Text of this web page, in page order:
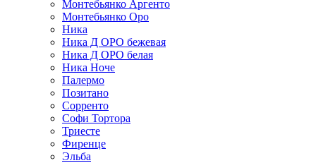
Монтебьянко Аргенто
Монтебьянко Оро
Ника
Ника Д ОРО бежевая
Ника Д ОРО белая
Ника Ноче
Палермо
Позитано
Сорренто
Софи Тортора
Триесте
Фиренце
Эльба